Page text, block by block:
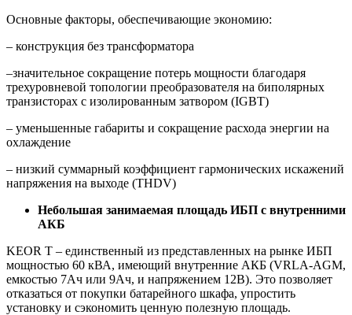
Основные факторы, обеспечивающие экономию:
– конструкция без трансформатора
–значительное сокращение потерь мощности благодаря
трехуровневой топологии преобразователя на биполярных
транзисторах с изолированным затвором (IGBT)
– уменьшенные габариты и сокращение расхода энергии на
охлаждение
– низкий суммарный коэффициент гармонических искажений
напряжения на выходе (THDV)
Небольшая занимаемая площадь ИБП с внутренними
АКБ
KEOR T – единственный из представленных на рынке ИБП
мощностью 60 кВА, имеющий внутренние АКБ (VRLA-AGM,
емкостью 7Ач или 9Ач, и напряжением 12В). Это позволяет
отказаться от покупки батарейного шкафа, упростить
установку и сэкономить ценную полезную площадь.